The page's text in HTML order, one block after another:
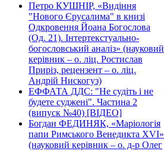
Петро КУШНІР, «Видіння
"Нового Єрусалима" в книзі
Одкровення Йоана Богослова
(Од. 21). Інтертекстуально-
богословський аналіз» (науковий
керівник – о. ліц. Ростислав
Приріз, рецензент – о. ліц.
Андрій Нискогуз)
ЕФФАТА ДДС: "Не судіть і не
будете суджені". Частина 2
(випуск №40) [ВІДЕО]
Богдан ФЕДИНЯК, «Маріологія
папи Римського Венедикта XVI»
(науковий керівник – о. д-р Олег